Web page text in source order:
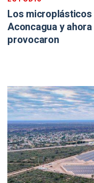
Los
Aconcagua y
provocaron